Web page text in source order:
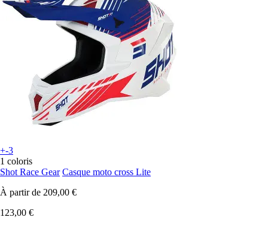
+-3
1 coloris
Shot Race Gear Casque moto cross Lite
À partir de 209,00 €
123,00 €